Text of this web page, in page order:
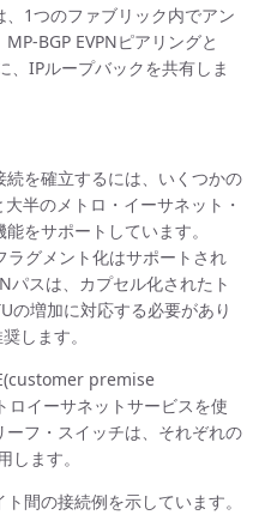
1つのファブリック内でアン
BGP EVPNピアリングと
、IPループバックを共有しま
を確立するには、いくつかの
半のメトロ・イーサネット・
をサポートしています。
ラグメント化はサポートされ
パスは、カプセル化されたト
の増加に対応する必要があり
します。
premise
イーサネットサービスを使
フ・スイッチは、それぞれの
します。
間の接続例を示しています。